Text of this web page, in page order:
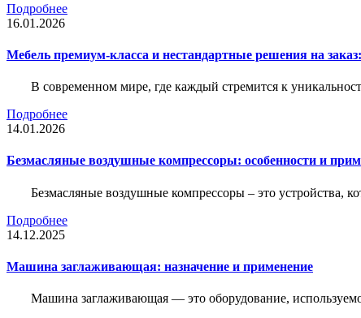
Подробнее
16.01.2026
Мебель премиум-класса и нестандартные решения на
В современном мире, где каждый стремится к
Подробнее
14.01.2026
Безмасляные воздушные компрессоры: особенности и
Безмасляные воздушные компрессоры – это устройства,
Подробнее
14.12.2025
Машина заглаживающая: назначение и применение
Машина заглаживающая — это оборудование,